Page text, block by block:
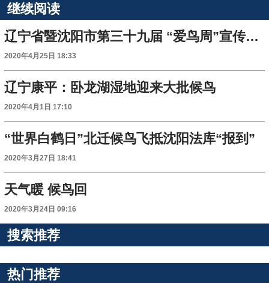
继续阅读
辽宁省暨沈阳市第三十九届 “爱鸟周”宣传活动启动
2020年4月25日 18:33
辽宁康平：卧龙湖湿地迎来大批候鸟
2020年4月1日 17:10
“世界白鹤日”北迁候鸟飞抵沈阳法库“报到”
2020年3月27日 18:41
天气暖 候鸟回
2020年3月24日 09:16
搜索推荐
热门推荐